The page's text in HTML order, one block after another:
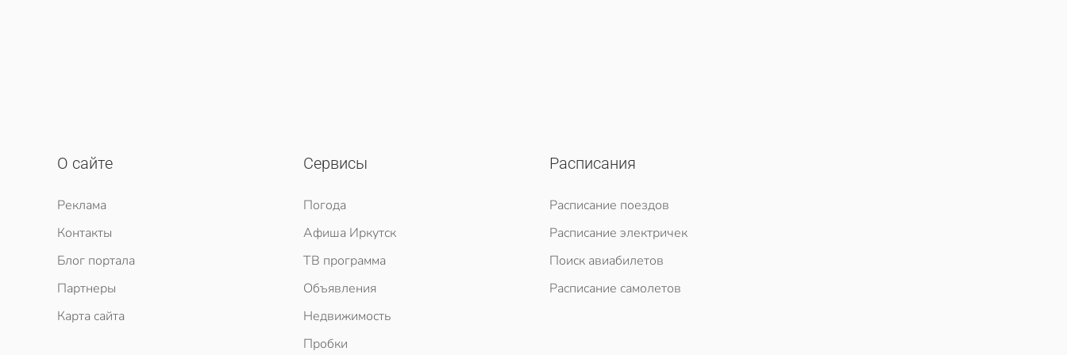
О сайте
Реклама
Контакты
Блог портала
Партнеры
Карта сайта
Сервисы
Погода
Афиша Иркутск
ТВ программа
Объявления
Недвижимость
Пробки
Расписания
Расписание поездов
Расписание электричек
Поиск авиабилетов
Расписание самолетов